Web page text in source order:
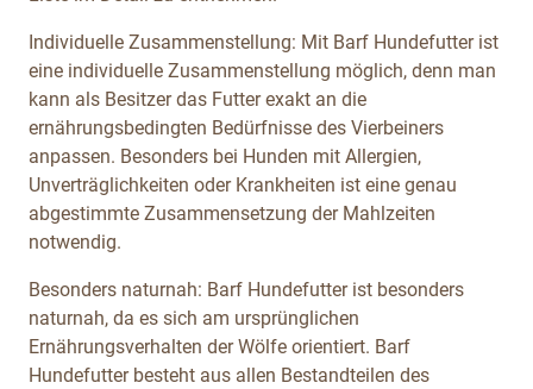
Individuelle Zusammenstellung: Mit Barf Hundefutter ist
eine individuelle Zusammenstellung möglich, denn man
kann als Besitzer das Futter exakt an die
ernährungsbedingten Bedürfnisse des Vierbeiners
anpassen. Besonders bei Hunden mit Allergien,
Unverträglichkeiten oder Krankheiten ist eine genau
abgestimmte Zusammensetzung der Mahlzeiten
notwendig.
Besonders naturnah: Barf Hundefutter ist besonders
naturnah, da es sich am ursprünglichen
Ernährungsverhalten der Wölfe orientiert. Barf
Hundefutter besteht aus allen Bestandteilen des